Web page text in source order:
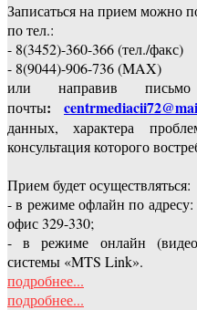
Записаться на прием можно
по тел.:
- 8(3452)-360-366 (тел./факс)
- 8(9044)-906-736 (MAX)
или направив
почты:
данных, характера
консультация которого
Прием будет осуществляться:
- в режиме офлайн по
офис 329-330;
- в режиме онлайн
системы «MTS Link».
подробнее...
подробнее...